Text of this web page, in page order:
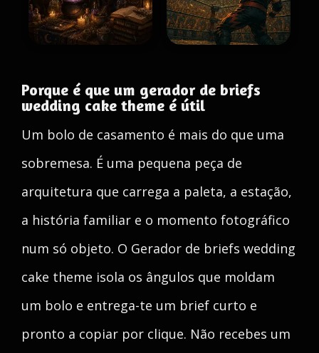
Porque é que um gerador de briefs
wedding cake theme é útil
Um bolo de casamento é mais do que uma
sobremesa. É uma pequena peça de
arquitetura que carrega a paleta, a estação,
a história familiar e o momento fotográfico
num só objeto. O Gerador de briefs wedding
cake theme isola os ângulos que moldam
um bolo e entrega-te um brief curto e
pronto a copiar por clique. Não recebes um